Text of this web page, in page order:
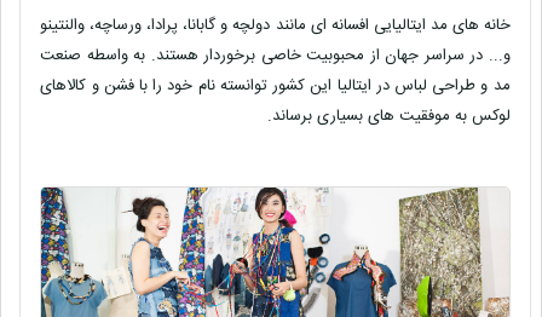
خانه های مد ایتالیایی افسانه ای مانند دولچه و گابانا، پرادا، ورساچه، والنتینو
و... در سراسر جهان از محبوبیت خاصی برخوردار هستند. به واسطه صنعت
مد و طراحی لباس در ایتالیا این کشور توانسته نام خود را با فشن و کالاهای
لوکس به موفقیت های بسیاری برساند.